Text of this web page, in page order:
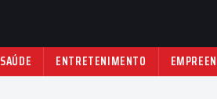
SAÚDE ENTRETENIMENTO